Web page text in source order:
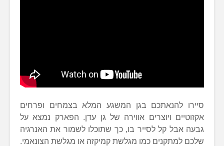
סיירו להנאתכם בגן המשגע המלא בצמחים ופרחים
אקזוטיים ויוצרים אווירה של גן עדן. הפארק נמצא על
גבעה אבל קל לסייר בו, כך שתוכלו לשמור את האנרגיה
שלכם למתקנים כמו מגלשת קמיקזה או מגלשת הצונאמי.